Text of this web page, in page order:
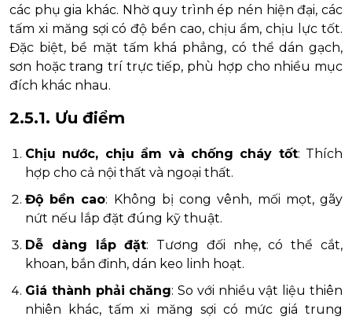
các phụ gia khác. Nhờ quy trình ép nén hiện đại, các
tấm xi măng sợi có độ bền cao, chịu ẩm, chịu lực tốt.
Đặc biệt, bề mặt tấm khá phẳng, có thể dán gạch,
sơn hoặc trang trí trực tiếp, phù hợp cho nhiều mục
đích khác nhau.
2.5.1. Ưu điểm
Chịu nước, chịu ẩm và chống cháy tốt: Thích
hợp cho cả nội thất và ngoại thất.
Độ bền cao: Không bị cong vênh, mối mọt, gãy
nứt nếu lắp đặt đúng kỹ thuật.
Dễ dàng lắp đặt: Tương đối nhẹ, có thể cắt,
khoan, bắn đinh, dán keo linh hoạt.
Giá thành phải chăng: So với nhiều vật liệu thiên
nhiên khác, tấm xi măng sợi có mức giá trung